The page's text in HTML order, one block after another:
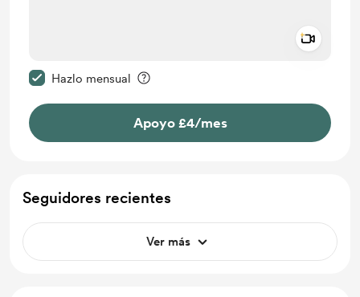
Hazlo mensual
Apoyo £4/mes
Seguidores recientes
Ver más